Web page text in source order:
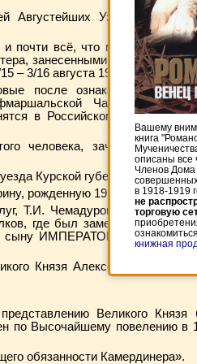
Вашему
книга
описаны все
Членов Дома
в 1918-1919
не
торговую
книжная
Августейших Узников был и
и почти всё, что мы знаем о
занесенными в протокол
– 3/16 августа 1918 года.
после ознакомления с
Части
в Российском
человека, зачастую, пишут
Курской губернии.
рожденную 19 ноября 1891
Т.И. Чемадуров, вероятнее
где был замечен и
сыну ИМПЕРАТОРА
Князя Алексея
Великого Князя
по Высочайшему повелению в
обязанности Камердинера».